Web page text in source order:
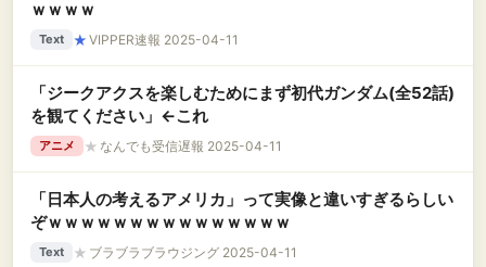
ｗｗｗｗ
Text ★ VIPPER速報 2025-04-11
「ジークアクスを楽しむためにまず初代ガンダム(全52話)
を観てください」←これ
アニメ ★ なんでも受信遅報 2025-04-11
「日本人の考えるアメリカ」って実像と違いすぎるらしい
ぞｗｗｗｗｗｗｗｗｗｗｗｗｗｗｗ
Text ★ ブラブラブラウジング 2025-04-11